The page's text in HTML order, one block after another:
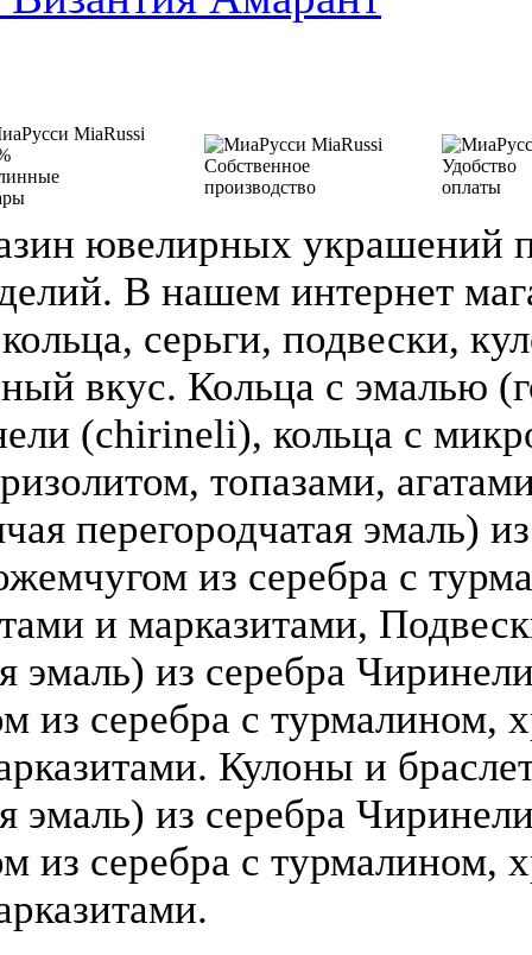
Собственное
производство
Удобство
оплаты
ювелирных украшений
В нашем интернет
серьги, подвески,
вкус. Кольца с эмалью
(chirineli), кольца с
топазами,
перегородчатая эмаль)
из серебра с
и марказитами,
эмаль) из серебра
из серебра с турмалином,
Кулоны и
эмаль) из серебра
из серебра с турмалином,